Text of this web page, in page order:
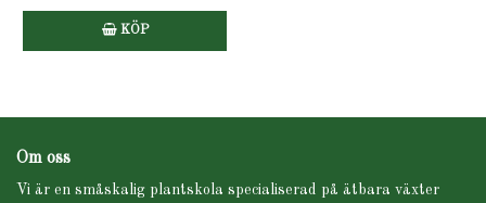
KÖP
Om oss
Vi är en småskalig plantskola specialiserad på ätbara växter